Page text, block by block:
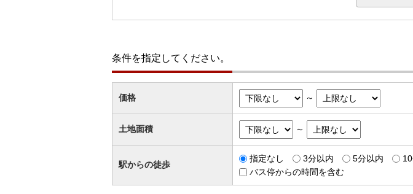
条件を指定してください。
価格 ～
土地面積 ～
駅からの徒歩
指定なし 3分以内 5分以内
バス停からの時間を含む